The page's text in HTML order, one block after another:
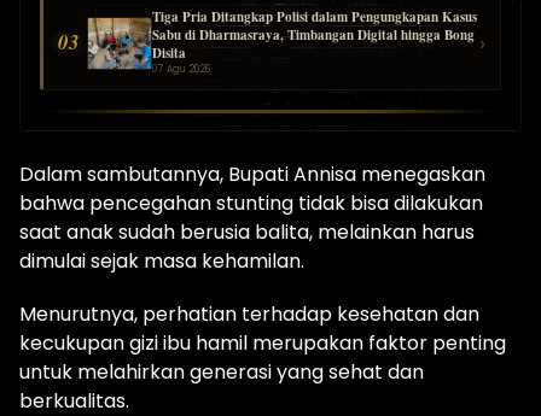
03
Tiga Pria Ditangkap Polisi dalam Pengungkapan Kasus
Sabu di Dharmasraya, Timbangan Digital hingga Bong
Disita
07 Agu 2026
›
Dalam sambutannya, Bupati Annisa menegaskan
bahwa pencegahan stunting tidak bisa dilakukan
saat anak sudah berusia balita, melainkan harus
dimulai sejak masa kehamilan.
Menurutnya, perhatian terhadap kesehatan dan
kecukupan gizi ibu hamil merupakan faktor penting
untuk melahirkan generasi yang sehat dan
berkualitas.